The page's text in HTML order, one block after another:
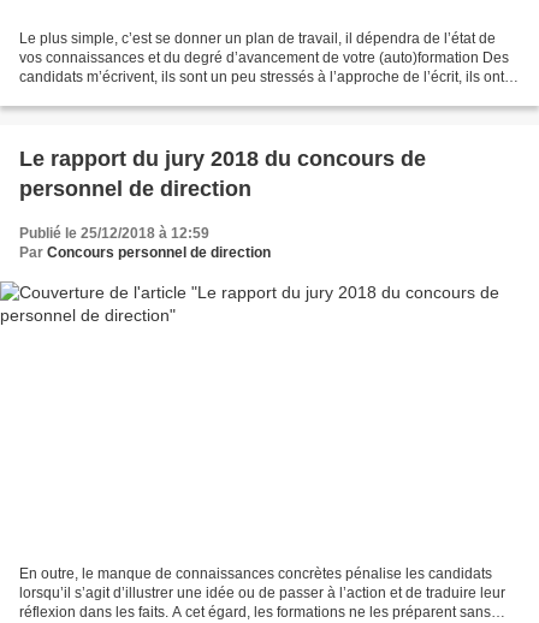
Le plus simple, c’est se donner un plan de travail, il dépendra de l’état de
vos connaissances et du degré d’avancement de votre (auto)formation Des
candidats m’écrivent, ils sont un peu stressés à l’approche de l’écrit, ils ont
Le rapport du jury 2018 du concours de
personnel de direction
Publié le 25/12/2018 à 12:59
Par Concours personnel de direction
En outre, le manque de connaissances concrètes pénalise les candidats
lorsqu’il s’agit d’illustrer une idée ou de passer à l’action et de traduire leur
réflexion dans les faits. A cet égard, les formations ne les préparent sans